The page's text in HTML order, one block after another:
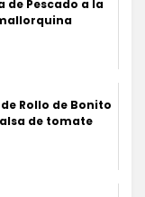
de Pescado a la
Rollo de Bonito
de tomate